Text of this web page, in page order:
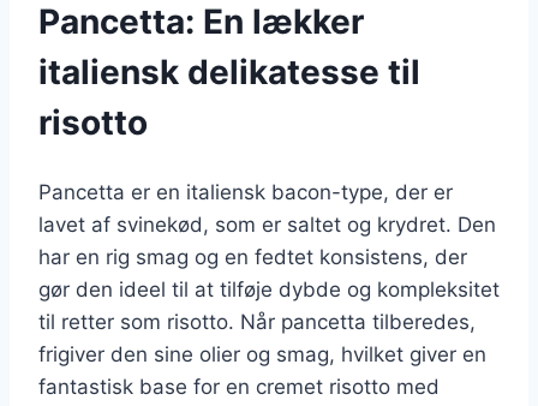
Pancetta: En lækker
italiensk delikatesse til
risotto
Pancetta er en italiensk bacon-type, der er
lavet af svinekød, som er saltet og krydret. Den
har en rig smag og en fedtet konsistens, der
gør den ideel til at tilføje dybde og kompleksitet
til retter som risotto. Når pancetta tilberedes,
frigiver den sine olier og smag, hvilket giver en
fantastisk base for en cremet risotto med